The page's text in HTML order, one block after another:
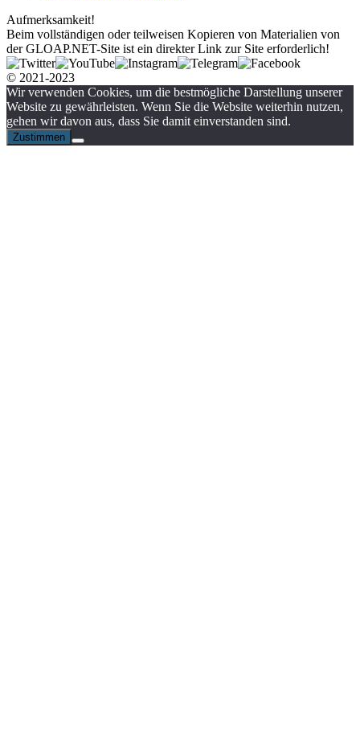
Aufmerksamkeit!
Beim vollständigen oder teilweisen Kopieren von Materialien von
der GLOAP.NET-Site ist ein direkter Link zur Site erforderlich!
© 2021-2023
Wir verwenden Cookies, um die bestmögliche Darstellung unserer
Website zu gewährleisten. Wenn Sie die Website weiterhin nutzen,
gehen wir davon aus, dass Sie damit einverstanden sind.
Zustimmen